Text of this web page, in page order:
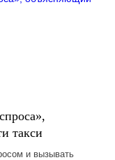
такси
и вызывать